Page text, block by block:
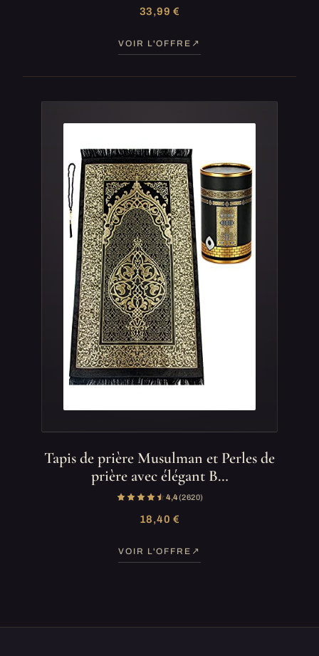
33,99 €
VOIR L'OFFRE
Tapis de prière Musulman et Perles de
prière avec élégant B…
4,4(2 620)
18,40 €
VOIR L'OFFRE